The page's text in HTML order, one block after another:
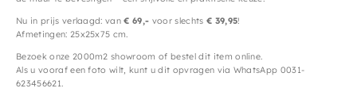
Nu in prijs verlaagd: van€ 69,- voor slechts € 39,95!
Afmetingen: 25x25x75 cm.
Bezoek onze 2000m2 showroom of bestel dit item online.
Als u vooraf een foto wilt, kunt u dit opvragen via WhatsApp 0031-
623456621.